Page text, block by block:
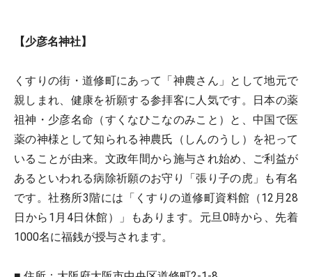
【少彦名神社】
くすりの街・道修町にあって「神農さん」として地元で
親しまれ、健康を祈願する参拝客に人気です。日本の薬
祖神・少彦名命（すくなひこなのみこと）と、中国で医
薬の神様として知られる神農氏（しんのうし）を祀って
いることが由来。文政年間から施与され始め、ご利益が
あるといわれる病除祈願のお守り「張り子の虎」も有名
です。社務所3階には「くすりの道修町資料館（12月28
日から1月4日休館）」もあります。元旦0時から、先着
1000名に福銭が授与されます。